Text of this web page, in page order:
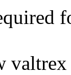
valtrex